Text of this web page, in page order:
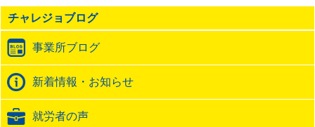
の
ト
ッ
ク
バ
ッ
URL
チャレジョブログ
事業所ブログ
新着情報・お知らせ
就労者の声